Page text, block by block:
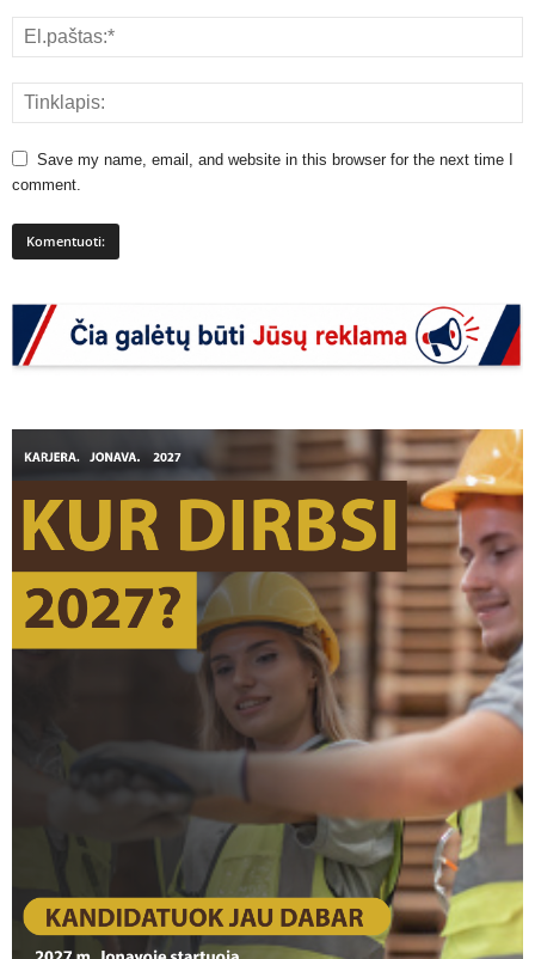
Save my name, email, and website in this browser for the next time I
comment.